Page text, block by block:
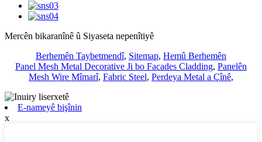
Mercên bikaranînê û Siyaseta nepenîtiyê
Berhemên Taybetmendî, Sitemap, Hemû Berhemên
Panel Mesh Metal Decorative Ji bo Facades Cladding, Panelên
Mesh Wire Mîmarî, Fabric Steel, Perdeya Metal a Çînê,
E-nameyê bişînin
x